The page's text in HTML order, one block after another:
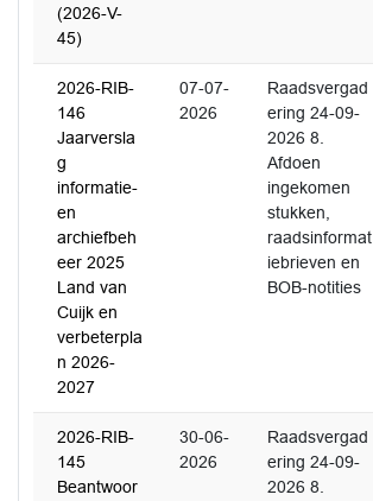
(2026-V-
45)
2026-RIB-
146
Jaarversla
g
informatie-
en
archiefbeh
eer 2025
Land van
Cuijk en
verbeterpla
n 2026-
2027
07-07-
2026
Raadsvergad
ering 24-09-
2026 8.
Afdoen
ingekomen
stukken,
raadsinformat
iebrieven en
BOB-notities
2026-RIB-
145
Beantwoor
30-06-
2026
Raadsvergad
ering 24-09-
2026 8.